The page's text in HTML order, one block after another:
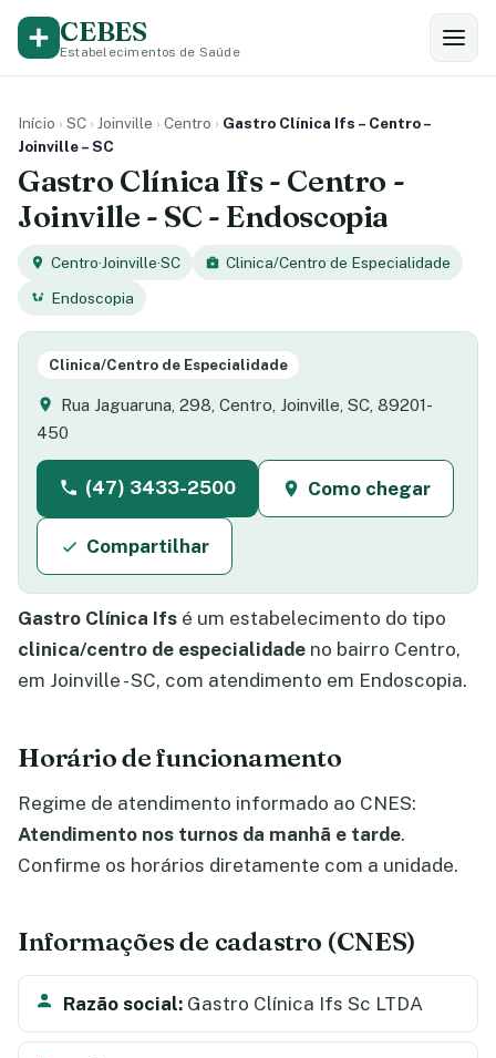
CEBES
Estabelecimentos de Saúde
Início › SC › Joinville › Centro › Gastro Clínica Ifs – Centro –
Joinville – SC
Gastro Clínica Ifs - Centro -
Joinville - SC - Endoscopia
Centro·Joinville·SC
Clinica/Centro de Especialidade
Endoscopia
Clinica/Centro de Especialidade
Rua Jaguaruna, 298, Centro, Joinville, SC, 89201-
450
(47) 3433-2500 Como chegar
Compartilhar
Gastro Clínica Ifs é um estabelecimento do tipo
clinica/centro de especialidade no bairro Centro,
em Joinville - SC, com atendimento em Endoscopia.
Horário de funcionamento
Regime de atendimento informado ao CNES:
Atendimento nos turnos da manhã e tarde.
Confirme os horários diretamente com a unidade.
Informações de cadastro (CNES)
Razão social: Gastro Clínica Ifs Sc LTDA